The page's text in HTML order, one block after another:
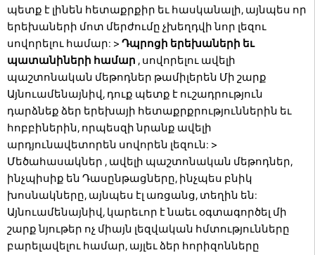
պետք է լինեն հետաքրքիր եւ հասկանալի, այնպես որ
երեխաների մոտ մերժումը չխեղդվի նոր լեզու
սովորելու համար: > Դպրոցի երեխաների եւ
պատանիների համար , սովորելու ավելի
պաշտոնական մեթոդներ թամիլերեն Մի շարք
Այնուամենայնիվ, դուք պետք է ուշադրություն
դարձնեք ձեր երեխայի հետաքրքրություններին եւ
հոբբիներին, որպեսզի նրանք ավելի
արդյունավետորեն սովորեն լեզուն: >
Մեծահասակներ , ավելի պաշտոնական մեթոդներ,
ինչպիսիք են Դասընթացները, ինչպես բնիկ
խոսնակները, այնպես էլ առցանց, տեղին են:
Այնուամենայնիվ, կարեւոր է նաեւ օգտագործել մի
շարք նյութեր ոչ միայն լեզվական հմտությունները
բարելավելու համար, այլեւ ձեր հորիզոնները